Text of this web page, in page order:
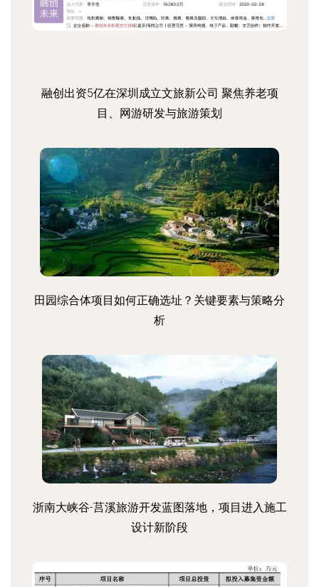
融创出资5亿在深圳成立文旅新公司 聚焦养老项
目、网游研发与旅游策划
田园综合体项目如何正确选址？关键要素与策略分
析
浙南大峡谷-莒溪旅游开发蓝图落地，项目进入施工
设计新阶段